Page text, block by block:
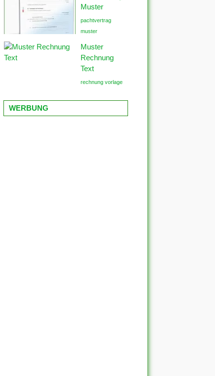
Muster
pachtvertrag
muster
Muster
Rechnung
Text
rechnung vorlage
WERBUNG